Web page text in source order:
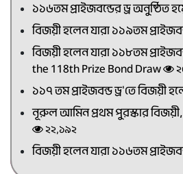
১১৬তম প্রাইজবন্ডের ড্র অনুষ্ঠিত
বিজয়ী হলেন যারা ১১৯তম
বিজয়ী হলেন যারা ১১৮তম
the 118th Prize Bond Draw
১১৭ তম প্রাইজবন্ড ড্র'তে বিজয়ী
নূরুল আমিন প্রথম পুরস্কার বিজয়ী,
২২,১৯২
বিজয়ী হলেন যারা ১১৬তম